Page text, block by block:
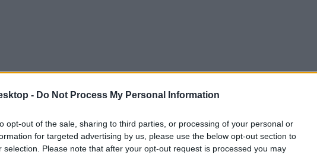
- Do Not Process My Personal Information
opt-out of the sale, sharing to third parties, or processing of your personal or
for targeted advertising by us, please use the below opt-out section to
selection. Please note that after your opt-out request is processed you may